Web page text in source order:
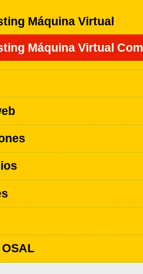
Máquina Virtual
Máquina Virtual